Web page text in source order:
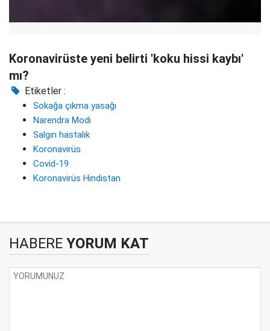
Koronavirüste yeni belirti 'koku hissi kaybı'
mı?
Etiketler :
Sokağa çıkma yasağı
Narendra Modi
Salgın hastalık
Koronavirüs
Covid-19
Koronavirüs Hindistan
HABERE YORUM KAT